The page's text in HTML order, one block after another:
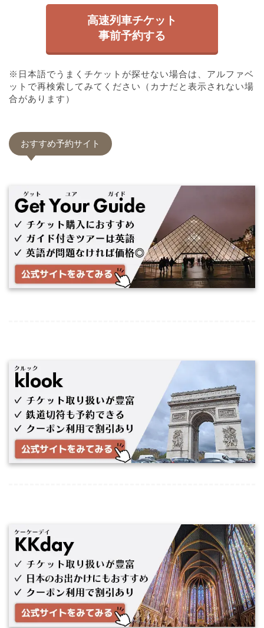
高速列車チケット
事前予約する
※日本語でうまくチケットが探せない場合は、アルファベ
ットで再検索してみてください（カナだと表示されない場
合があります）
おすすめ予約サイト